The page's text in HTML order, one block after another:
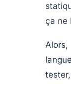
ça ne
Alors,